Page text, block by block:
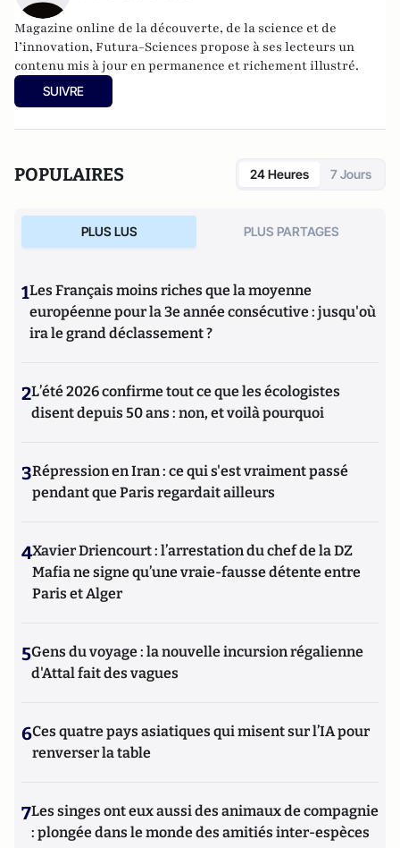
Magazine online de la découverte, de la science et de
l’innovation, Futura-Sciences propose à ses lecteurs un
contenu mis à jour en permanence et richement illustré.
SUIVRE
POPULAIRES 24 Heures 7 Jours
PLUS LUS PLUS PARTAGES
1Les Français moins riches que la moyenne
européenne pour la 3e année consécutive : jusqu'où
ira le grand déclassement ?
2L’été 2026 confirme tout ce que les écologistes
disent depuis 50 ans : non, et voilà pourquoi
3Répression en Iran : ce qui s'est vraiment passé
pendant que Paris regardait ailleurs
4Xavier Driencourt : l’arrestation du chef de la DZ
Mafia ne signe qu’une vraie-fausse détente entre
Paris et Alger
5Gens du voyage : la nouvelle incursion régalienne
d'Attal fait des vagues
6Ces quatre pays asiatiques qui misent sur l’IA pour
renverser la table
7Les singes ont eux aussi des animaux de compagnie
: plongée dans le monde des amitiés inter-espèces